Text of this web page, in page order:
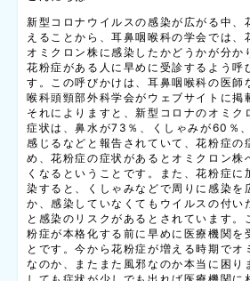
新型コロナウイルスの感染が広がる中、
えることから、耳鼻咽喉科の学会では、
オミクロン株に感染したかどうかが分か
花粉症がある人に早めに受診するよう呼
す。この呼びかけは、耳鼻咽喉科の医師
喉科頭頸部外科学会がウェブサイトに掲
それによりますと、新型コロナのオミク
症状は、鼻水が73％、くしゃみが60％
感じるなどと報告されていて、花粉症の
め、花粉症の症状があるとオミクロン株
くなるということです。また、花粉症に
染すると、くしゃみなどで周りに感染を
か、感染していなくてもウイルスの付い
と感染のリスクがあるとされています。
粉症が本格化する前に早めに医療機関を
とです。今から花粉症が増える時期でオ
なのか、またまた風邪なのか本当に困